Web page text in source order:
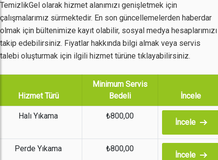
TemizlikGel olarak hizmet alanımızı genişletmek için
çalışmalarımız sürmektedir. En son güncellemelerden haberdar
olmak için bültenimize kayıt olabilir, sosyal medya hesaplarımızı
takip edebilirsiniz. Fiyatlar hakkında bilgi almak veya servis
talebi oluşturmak için ilgili hizmet türüne tıklayabilirsiniz.
Hizmet Türü
Minimum Servis
Bedeli
İncele
Halı Yıkama ₺800,00
İncele
Perde Yıkama ₺800,00
İncele